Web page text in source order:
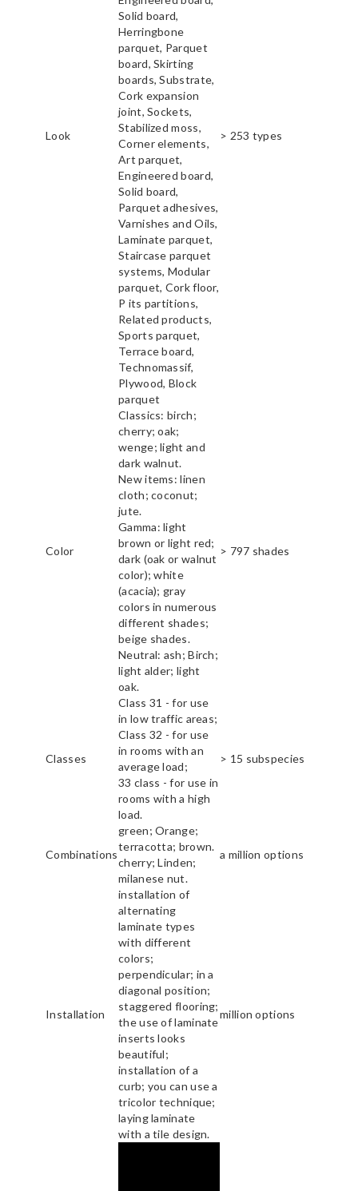
Look
Solid board,
Herringbone
parquet, Parquet
board, Skirting
boards, Substrate,
Cork expansion
joint, Sockets,
Stabilized moss,
Corner elements,
Art parquet,
Engineered board,
Solid board,
Parquet adhesives,
Varnishes and Oils,
Laminate parquet,
Staircase parquet
systems, Modular
parquet, Cork floor,
P its partitions,
Related products,
Sports parquet,
Terrace board,
Technomassif,
Plywood, Block
parquet
> 253 types
Color
Classics: birch;
cherry; oak;
wenge; light and
dark walnut.
New items: linen
cloth; coconut;
jute.
Gamma: light
brown or light red;
dark (oak or walnut
color); white
(acacia); gray
colors in numerous
different shades;
beige shades.
Neutral: ash; Birch;
light alder; light
oak.
> 797 shades
Classes
Class 31 - for use
in low traffic areas;
Class 32 - for use
in rooms with an
average load;
33 class - for use in
rooms with a high
load.
> 15 subspecies
Combinations
green; Orange;
terracotta; brown.
cherry; Linden;
milanese nut.
a million options
Installation
installation of
alternating
laminate types
with different
colors;
perpendicular; in a
diagonal position;
staggered flooring;
the use of laminate
inserts looks
beautiful;
installation of a
curb; you can use a
tricolor technique;
laying laminate
with a tile design.
million options